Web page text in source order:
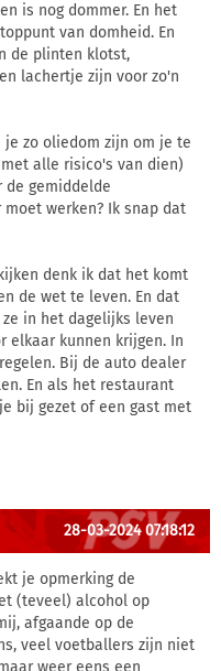
is nog dommer. En het
van domheid. En
de plinten klotst,
lachertje zijn voor zo'n
je zo oliedom zijn om je te
alle risico's van dien)
gemiddelde
werken? Ik snap dat
denk ik dat het komt
de wet te leven. En dat
in het dagelijks leven
elkaar kunnen krijgen. In
Bij de auto dealer
En als het restaurant
bij gezet of een gast met
28-03-2024 07:18:12
je opmerking de
(teveel) alcohol op
afgaande op de
veel voetballers zijn niet
weer eens een